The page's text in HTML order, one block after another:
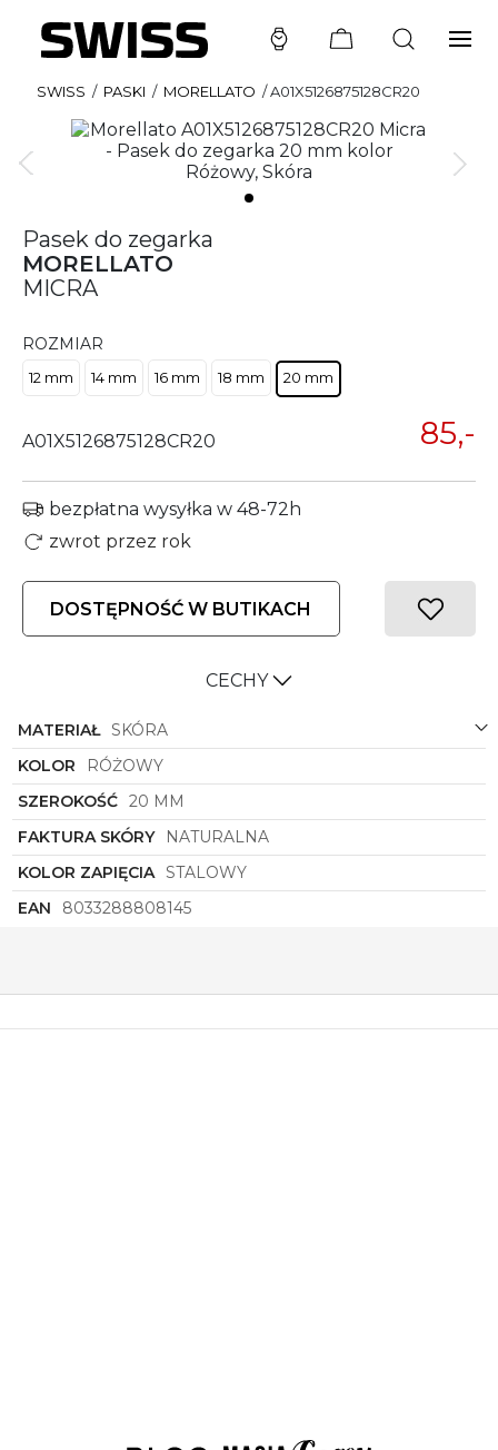
SWISS / PASKI / MORELLATO /A01X5126875128CR20
Pasek do zegarka
MORELLATO
MICRA
ROZMIAR
12 mm 14 mm 16 mm 18 mm 20 mm
A01X5126875128CR20 85,-
bezpłatna wysyłka w 48-72h
zwrot przez rok
DOSTĘPNOŚĆ W BUTIKACH
CECHY
MATERIAŁ SKÓRA
KOLOR
RÓŻOWY
SZEROKOŚĆ 20 MM
FAKTURA SKÓRY
NATURALNA
KOLOR ZAPIĘCIA STALOWY
EAN
8033288808145